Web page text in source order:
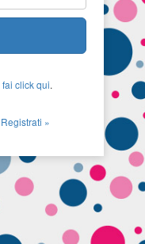
fai click qui.
Registrati »